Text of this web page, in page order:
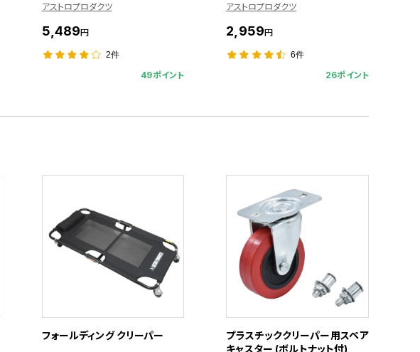
アストロプロダクツ
5,489円
2件
49ポイント
アストロプロダクツ
2,959円
6件
26ポイント
フォールディング クリーパー
プラスチッククリーパー用スペア
キャスター (ボルトナット付)